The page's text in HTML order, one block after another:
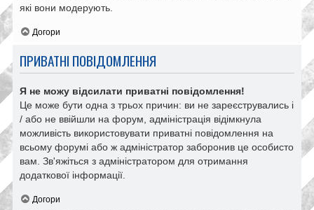
які вони модерують.
Догори
ПРИВАТНІ ПОВІДОМЛЕННЯ
Я не можу відсилати приватні повідомлення!
Це може бути одна з трьох причин: ви не зареєструвались і
/ або не ввійшли на форум, адміністрація відімкнула
можливість використовувати приватні повідомлення на
всьому форумі або ж адміністратор заборонив це особисто
вам. Зв'яжіться з адміністратором для отримання
додаткової інформації.
Догори